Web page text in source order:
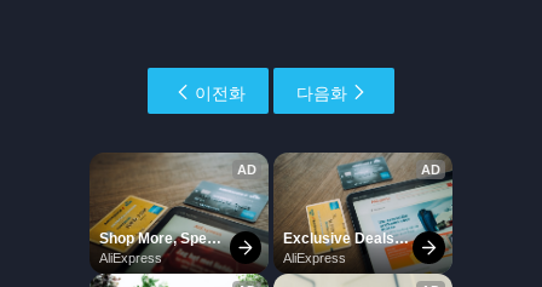
이전화 다음화